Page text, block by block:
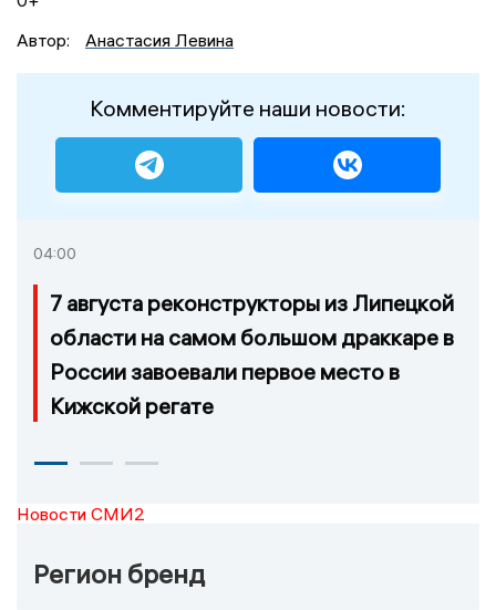
Автор:
Анастасия Левина
Комментируйте наши новости:
04:00
7 августа реконструкторы из Липецкой
области на самом большом драккаре в
России завоевали первое место в
Кижской регате
Новости СМИ2
Регион бренд